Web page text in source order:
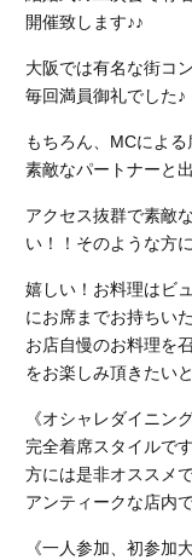
開催致します♪♪
大阪では有名な街コ
毎回満員御礼でした♪
もちろん、MCによ
素敵なパートナーと
アクセス抜群で素敵
い！！そのような方
嬉しい！お料理はビ
にお席までお持ちい
お店自慢のお料理を
をお楽しみ頂きたい
《オシャレダイニン
完全着席スタイルで
方には是非オススメで
アンティークな店内
《一人参加、初参加